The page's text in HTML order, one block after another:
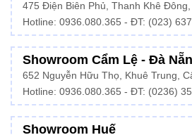
475 Điện Biên Phủ, Thanh Khê
Hotline: 0936.080.365 - ĐT: (023)
Showroom Cẩm Lệ - Đà
652 Nguyễn Hữu Thọ, Khuê Trung,
Hotline: 0936.080.365 - ĐT: (0236)
Showroom Huế